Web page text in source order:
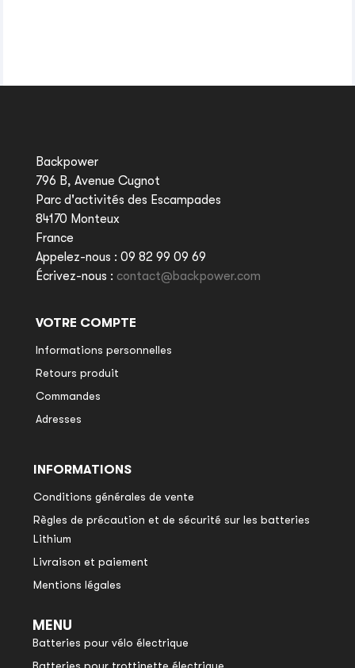
Backpower
796 B, Avenue Cugnot
Parc d'activités des Escampades
84170 Monteux
France
Appelez-nous : 09 82 99 09 69
Écrivez-nous : contact@backpower.com
VOTRE COMPTE
Informations personnelles
Retours produit
Commandes
Adresses
INFORMATIONS
Conditions générales de vente
Règles de précaution et de sécurité sur les batteries
Lithium
Livraison et paiement
Mentions légales
MENU
Batteries pour vélo électrique